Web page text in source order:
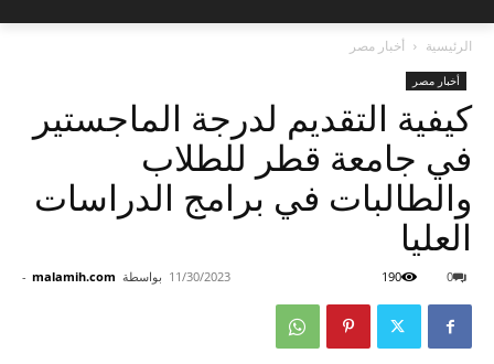
الرئيسية أخبار مصر
أخبار مصر
كيفية التقديم لدرجة الماجستير
في جامعة قطر للطلاب
والطالبات في برامج الدراسات
العليا
بواسطة malamih.com
- 11/30/2023 0
190